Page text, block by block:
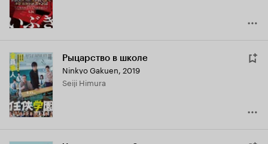
Рыцарство в школе
Ninkyo Gakuen, 2019
Seiji Himura